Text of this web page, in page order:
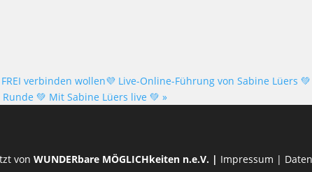
verbinden wollen💜 Live-Online-Führung von Sabine Lüers 💚
💚 Mit Sabine Lüers live 💚 »
von WUNDERbare MÖGLICHkeiten n.e.V. | Impressum |